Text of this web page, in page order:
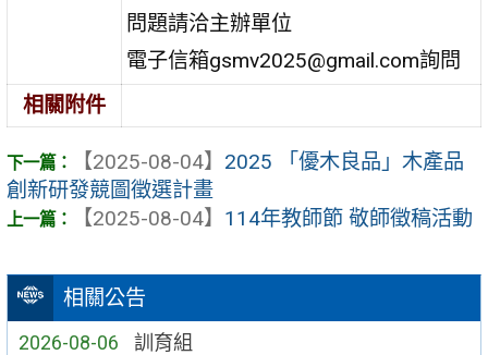
相關公告
2026-08-06 訓育組
問題請洽主辦單位
電子信箱gsmv2025@gmail.com詢問
相關附件
【2025-08-04】 2025 「優木良品」木產品
創新研發競圖徵選計畫
【2025-08-04】 114年教師節 敬師徵稿活動